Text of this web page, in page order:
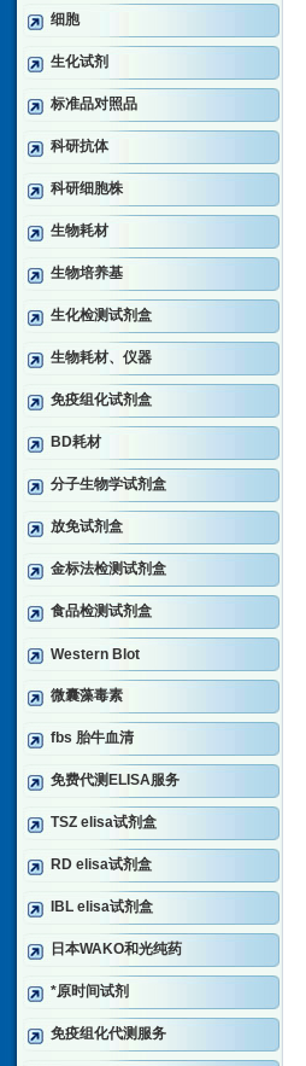
细胞
生化试剂
标准品对照品
科研抗体
科研细胞株
生物耗材
生物培养基
生化检测试剂盒
生物耗材、仪器
免疫组化试剂盒
BD耗材
分子生物学试剂盒
放免试剂盒
金标法检测试剂盒
食品检测试剂盒
Western Blot
微囊藻毒素
fbs 胎牛血清
免费代测ELISA服务
TSZ elisa试剂盒
RD elisa试剂盒
IBL elisa试剂盒
日本WAKO和光纯药
*原时间试剂
免疫组化代测服务